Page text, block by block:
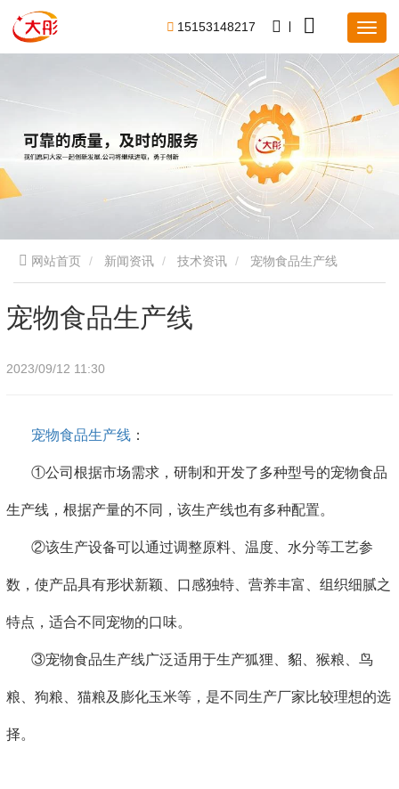
15153148217
网站首页 新闻资讯 技术资讯 宠物食品生产线
宠物食品生产线
2023/09/12 11:30
宠物食品生产线 ：
①公司根据市场需求，研制和开发了多种型号的宠物食品
生产线，根据产量的不同，该生产线也有多种配置。
②该生产设备可以通过调整原料、温度、水分等工艺参
数，使产品具有形状新颖、口感独特、营养丰富、组织细腻之
特点，适合不同宠物的口味。
③宠物食品生产线广泛适用于生产狐狸、貂、猴粮、鸟
粮、狗粮、猫粮及膨化玉米等，是不同生产厂家比较理想的选
择。